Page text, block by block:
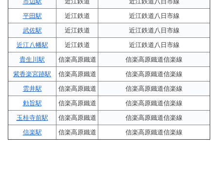
平田駅
近江鉄道
近江鉄道八日市線
武佐駅
近江鉄道
近江鉄道八日市線
近江八幡駅
近江鉄道
近江鉄道八日市線
貴生川駅
信楽高原鐵道
信楽高原鐵道信楽線
紫香楽宮跡駅
信楽高原鐵道
信楽高原鐵道信楽線
雲井駅
信楽高原鐵道
信楽高原鐵道信楽線
勅旨駅
信楽高原鐵道
信楽高原鐵道信楽線
玉桂寺前駅
信楽高原鐵道
信楽高原鐵道信楽線
信楽駅
信楽高原鐵道 信楽高原鐵道信楽線